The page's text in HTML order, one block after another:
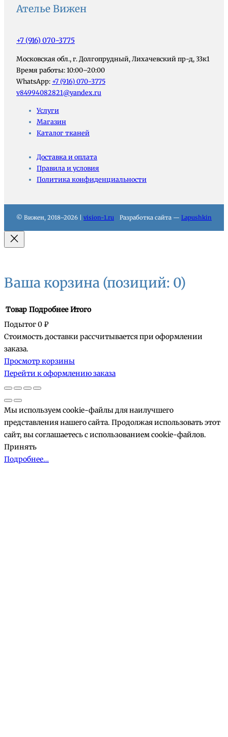
Ателье Вижен
+7 (916) 070-3775
Московская обл., г. Долгопрудный, Лихачевский пр-д, 33к1
Время работы: 10:00–20:00
WhatsApp: +7 (916) 070-3775
v84994082821@yandex.ru
Услуги
Магазин
Каталог тканей
Доставка и оплата
Правила и условия
Политика конфиденциальности
© Вижен, 2018–2026 | vision-1.ru Разработка сайта — Lapushkin
Ваша корзина (позиций: 0)
Товары
в
корзине
Товар Подробнее Итого
Подытог0 ₽
Стоимость доставки рассчитывается при оформлении
заказа.
Просмотр корзины
Перейти к оформлению заказа
Мы используем cookie-файлы для наилучшего
представления нашего сайта. Продолжая использовать этот
сайт, вы соглашаетесь с использованием cookie-файлов.
Принять
Подробнее…